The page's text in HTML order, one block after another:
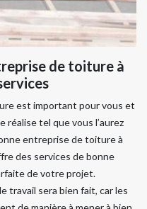
de toiture à
est important pour vous et
réalise tel que vous l’aurez
entreprise de toiture à
des services de bonne
de votre projet.
travail sera bien fait, car les